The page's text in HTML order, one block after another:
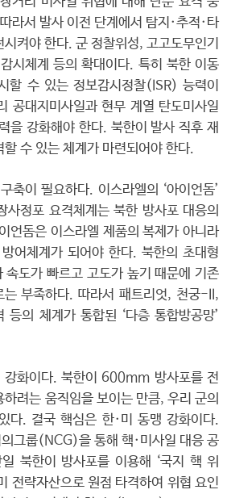
라서 발사 이전 단계에서 탐지·추적·타
켜야 한다. 군 정찰위성, 고고도무인기
시체계 등의 확대이다. 특히 북한 이동
할 수 있는 정보감시정찰(ISR) 능력이
공대지미사일과 현무 계열 탄도미사일
을 강화해야 한다. 북한이 발사 직후 재
수 있는 체계가 마련되어야 한다.
축이 필요하다. 이스라엘의 ‘아이언돔’
사정포 요격체계는 북한 방사포 대응의
언돔은 이스라엘 제품의 복제가 아니라
어체계가 되어야 한다. 북한의 초대형
속도가 빠르고 고도가 높기 때문에 기존
는 부족하다. 따라서 패트리엇, 천궁-II,
의 체계가 통합된 ‘다층 통합방공망’
강화이다. 북한이 600mm 방사포를 전
려는 움직임을 보이는 만큼, 우리 군의
다. 결국 핵심은 한·미 동맹 강화이다.
그룹(NCG)을 통해 핵·미사일 대응 공
북한이 방사포를 이용해 ‘국지 핵 위
전략자산으로 원점 타격하여 위협 요인